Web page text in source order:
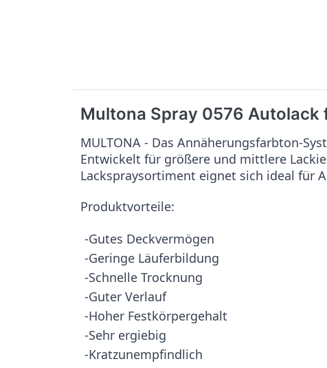
Multona Spray 0576 Autolack
MULTONA - Das Annäherungsfarbton-
Entwickelt für größere und mittlere
Lackspraysortiment eignet sich ideal für
Produktvorteile:
-Gutes Deckvermögen
-Geringe Läuferbildung
-Schnelle Trocknung
-Guter Verlauf
-Hoher Festkörpergehalt
-Sehr ergiebig
-Kratzunempfindlich